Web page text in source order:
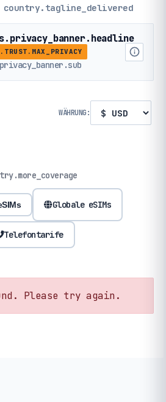
country.tagline_delivered
WÄHRUNG:
Globale eSIMs
Telefontarife
Please try again.